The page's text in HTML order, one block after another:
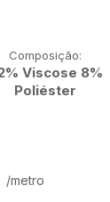
Composição:
Viscose 8%
Poliéster
/metro